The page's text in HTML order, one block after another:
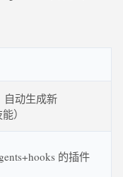
自动生成新
）
的插件